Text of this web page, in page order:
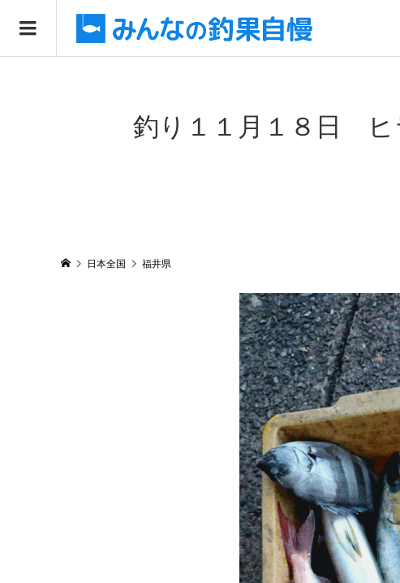
釣り１１月１８日 ヒ
日本全国 福井県